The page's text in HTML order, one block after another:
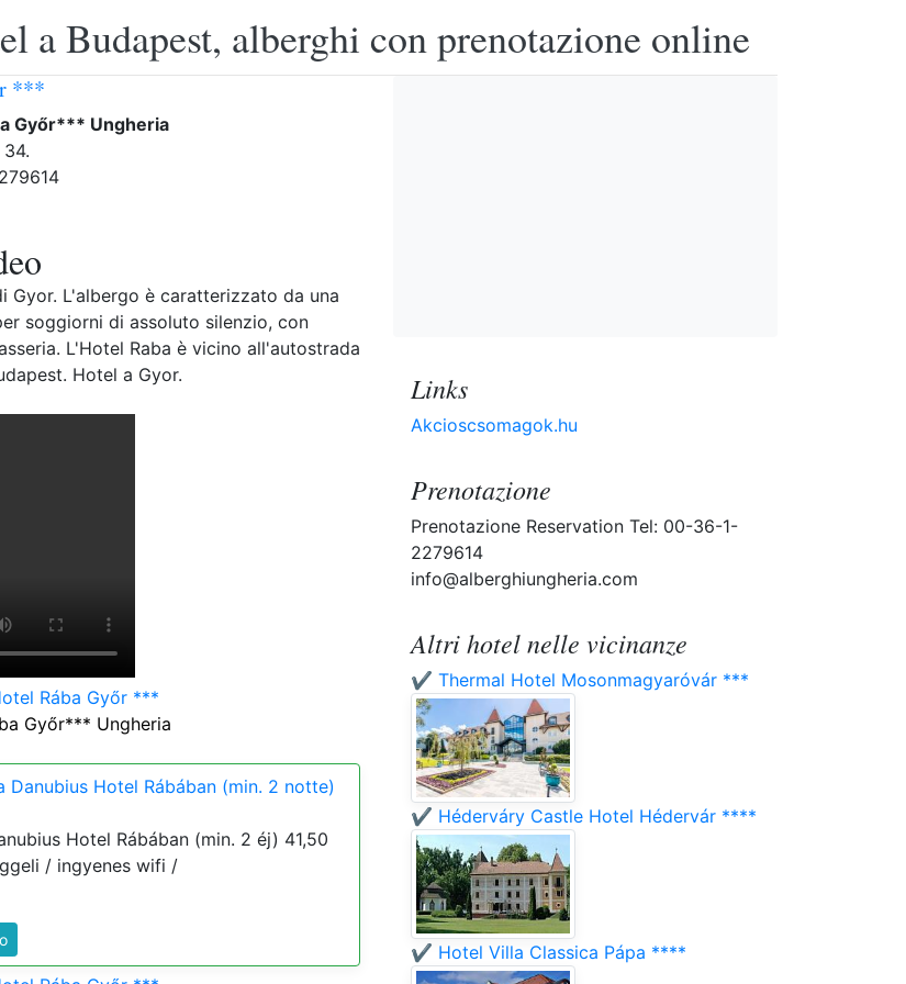
Budapest, alberghi con prenotazione online
***
Győr*** Ungheria
Gyor. L'albergo è caratterizzato da una
soggiorni di assoluto silenzio, con
L'Hotel Raba è vicino all'autostrada
Hotel a Gyor.
Rába Győr ***
Győr*** Ungheria
Hotel Rábában (min. 2 notte)
Hotel Rábában (min. 2 éj) 41,50
/ ingyenes wifi /
Links
Akcioscsomagok.hu
Prenotazione
Prenotazione Reservation Tel: 00-36-1-
2279614
info@alberghiungheria.com
Altri hotel nelle vicinanze
✔️ Thermal Hotel Mosonmagyaróvár ***
✔️ Héderváry Castle Hotel Hédervár ****
✔️ Hotel Villa Classica Pápa ****